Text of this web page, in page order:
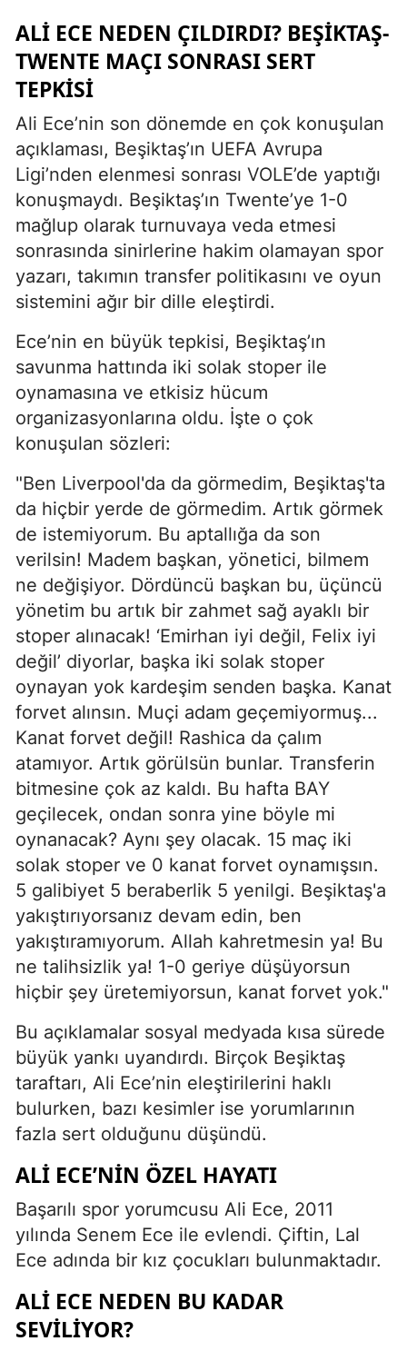
ALI ECE NEDEN ÇILDIRDI? BEŞIKTAŞ-
TWENTE MAÇI SONRASI SERT
TEPKISI
Ali Ece’nin son dönemde en çok konuşulan
açıklaması, Beşiktaş’ın UEFA Avrupa
Ligi’nden elenmesi sonrası VOLE’de yaptığı
konuşmaydı. Beşiktaş’ın Twente’ye 1-0
mağlup olarak turnuvaya veda etmesi
sonrasında sinirlerine hakim olamayan spor
yazarı, takımın transfer politikasını ve oyun
sistemini ağır bir dille eleştirdi.
Ece’nin en büyük tepkisi, Beşiktaş’ın
savunma hattında iki solak stoper ile
oynamasına ve etkisiz hücum
organizasyonlarına oldu. İşte o çok
konuşulan sözleri:
"Ben Liverpool'da da görmedim, Beşiktaş'ta
da hiçbir yerde de görmedim. Artık görmek
de istemiyorum. Bu aptallığa da son
verilsin! Madem başkan, yönetici, bilmem
ne değişiyor. Dördüncü başkan bu, üçüncü
yönetim bu artık bir zahmet sağ ayaklı bir
stoper alınacak! ‘Emirhan iyi değil, Felix iyi
değil’ diyorlar, başka iki solak stoper
oynayan yok kardeşim senden başka. Kanat
forvet alınsın. Muçi adam geçemiyormuş...
Kanat forvet değil! Rashica da çalım
atamıyor. Artık görülsün bunlar. Transferin
bitmesine çok az kaldı. Bu hafta BAY
geçilecek, ondan sonra yine böyle mi
oynanacak? Aynı şey olacak. 15 maç iki
solak stoper ve 0 kanat forvet oynamışsın.
5 galibiyet 5 beraberlik 5 yenilgi. Beşiktaş'a
yakıştırıyorsanız devam edin, ben
yakıştıramıyorum. Allah kahretmesin ya! Bu
ne talihsizlik ya! 1-0 geriye düşüyorsun
hiçbir şey üretemiyorsun, kanat forvet yok."
Bu açıklamalar sosyal medyada kısa sürede
büyük yankı uyandırdı. Birçok Beşiktaş
taraftarı, Ali Ece’nin eleştirilerini haklı
bulurken, bazı kesimler ise yorumlarının
fazla sert olduğunu düşündü.
ALI ECE’NIN ÖZEL HAYATI
Başarılı spor yorumcusu Ali Ece, 2011
yılında Senem Ece ile evlendi. Çiftin, Lal
Ece adında bir kız çocukları bulunmaktadır.
ALI ECE NEDEN BU KADAR
SEVILIYOR?